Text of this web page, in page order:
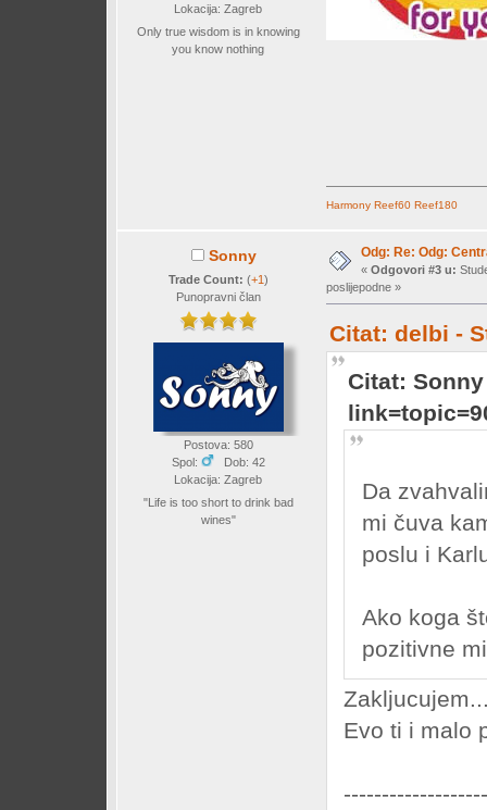
Lokacija: Zagreb
Only true wisdom is in knowing
you know nothing
Harmony Reef60 Reef180
Sonny
Trade Count: (+1)
Punopravni član
Postova: 580
Spol:
Dob: 42
Lokacija: Zagreb
"Life is too short to drink bad
wines"
Odg: Re: Odg:
« Odgovori #3 u:
poslijepodne »
Citat: delbi -
Citat: Sonny
Da
mi čuva
poslu i
Ako koga
pozitivne
Evo ti i malo